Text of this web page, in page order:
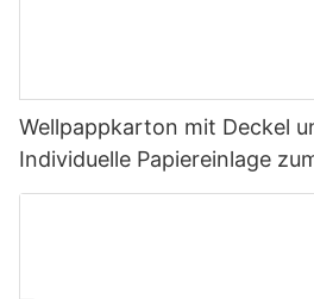
Wellpappkarton mit Deckel
Individuelle Papiereinlage
Präsentation des Produkts –